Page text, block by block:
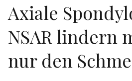
Axiale
NSAR lindern
nur den